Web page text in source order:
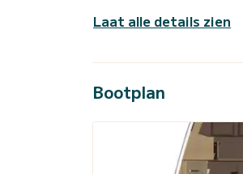
Laat alle details zien
Bootplan